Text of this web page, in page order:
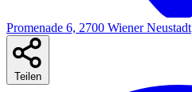
Promenade 6, 2700 Wiener Neustadt
Teilen